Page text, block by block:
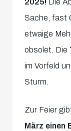
2025! Die
Sache, fast
etwaige
obsolet. Die
im Vorfeld
Sturm.
Zur Feier
März einen